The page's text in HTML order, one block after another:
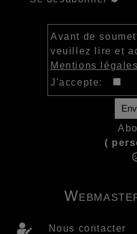
Avant de
veuillez lire et
Mentions légales
J'accepte:
(
Nous contacter